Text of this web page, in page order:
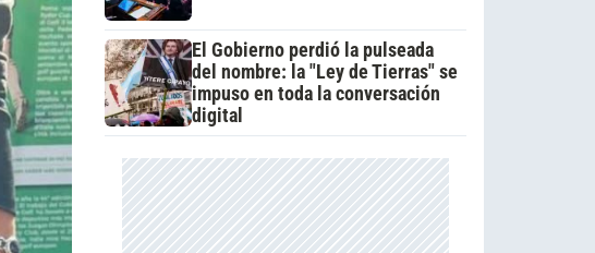
El Gobierno perdió la pulseada
del nombre: la "Ley de Tierras" se
impuso en toda la conversación
digital